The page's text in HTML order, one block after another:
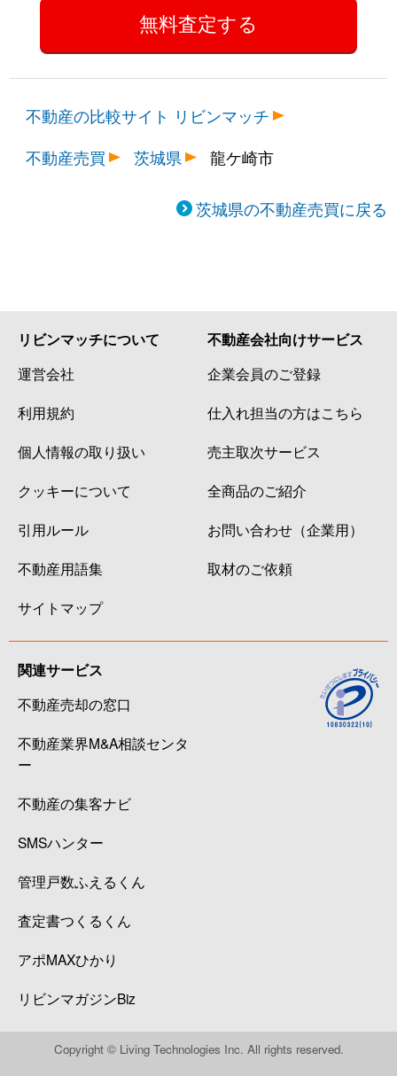
不動産の比較サイト リビンマッチ
不動産売買
茨城県 龍ケ崎市
茨城県の不動産売買に戻る
リビンマッチについて
運営会社
利用規約
個人情報の取り扱い
クッキーについて
引用ルール
不動産用語集
サイトマップ
不動産会社向けサービス
企業会員のご登録
仕入れ担当の方はこちら
売主取次サービス
全商品のご紹介
お問い合わせ（企業用）
取材のご依頼
関連サービス
不動産売却の窓口
不動産業界M&A相談センタ
ー
不動産の集客ナビ
SMSハンター
管理戸数ふえるくん
査定書つくるくん
アポMAXひかり
リビンマガジンBiz
Copyright © Living Technologies Inc. All rights reserved.